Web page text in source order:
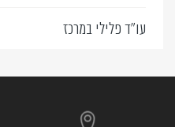
עו”ד פלילי במרכז